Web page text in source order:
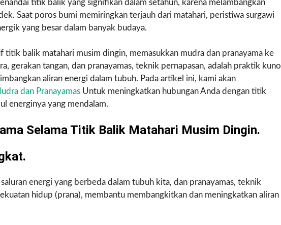
titik balik yang signifikan dalam setahun, karena melambangkan
Saat poros bumi memiringkan terjauh dari matahari, peristiwa surgawi
yang besar dalam banyak budaya.
balik matahari musim dingin, memasukkan mudra dan pranayama ke
gerakan tangan, dan pranayamas, teknik pernapasan, adalah praktik kuno
aliran energi dalam tubuh. Pada artikel ini, kami akan
dan Pranayamas Untuk meningkatkan hubungan Anda dengan titik
energinya yang mendalam.
Selama Titik Balik Matahari Musim Dingin.
energi yang berbeda dalam tubuh kita, dan pranayamas, teknik
hidup (prana), membantu membangkitkan dan meningkatkan aliran